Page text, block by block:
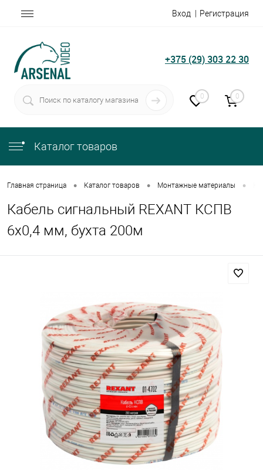
Вход Регистрация
+375 (29) 303 22 30
0 0
Каталог товаров
Главная страница • Каталог товаров • Монтажные материалы •
Кабель сигнальный REXANT КСПВ
6х0,4 мм, бухта 200м